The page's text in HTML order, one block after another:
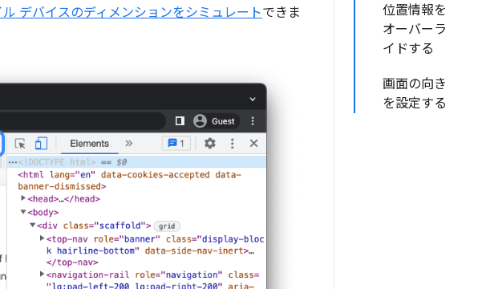
位置情報を
オーバーラ
イドする
画面の向き
を設定する
デバイスのディメンションをシミュレートできま